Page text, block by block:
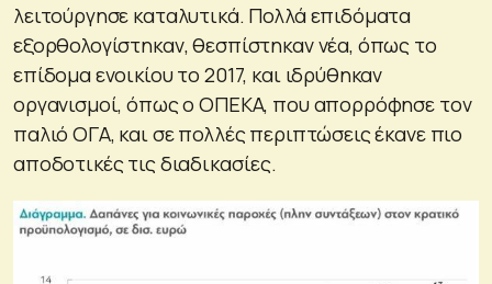
λειτούργησε καταλυτικά. Πολλά επιδόματα
εξορθολογίστηκαν, θεσπίστηκαν νέα, όπως το
επίδομα ενοικίου το 2017, και ιδρύθηκαν
οργανισμοί, όπως ο ΟΠΕΚΑ, που απορρόφησε τον
παλιό ΟΓΑ, και σε πολλές περιπτώσεις έκανε πιο
αποδοτικές τις διαδικασίες.